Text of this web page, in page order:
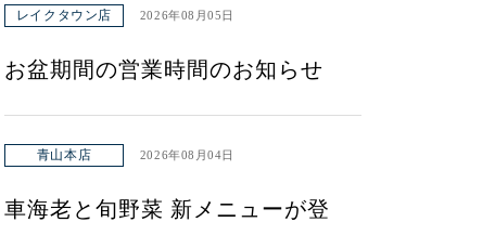
レイクタウン店 2026年08月05日
お盆期間の営業時間のお知らせ
青山本店 2026年08月04日
車海老と旬野菜 新メニューが登